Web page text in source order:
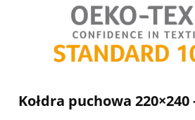
Kołdra puchowa 220×240